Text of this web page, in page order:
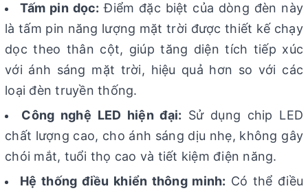
Tấm pin dọc: Điểm đặc biệt của dòng đèn này
là tấm pin năng lượng mặt trời được thiết kế chạy
dọc theo thân cột, giúp tăng diện tích tiếp xúc
với ánh sáng mặt trời, hiệu quả hơn so với các
loại đèn truyền thống.
Công nghệ LED hiện đại: Sử dụng chip LED
chất lượng cao, cho ánh sáng dịu nhẹ, không gây
chói mắt, tuổi thọ cao và tiết kiệm điện năng.
Hệ thống điều khiển thông minh: Có thể điều